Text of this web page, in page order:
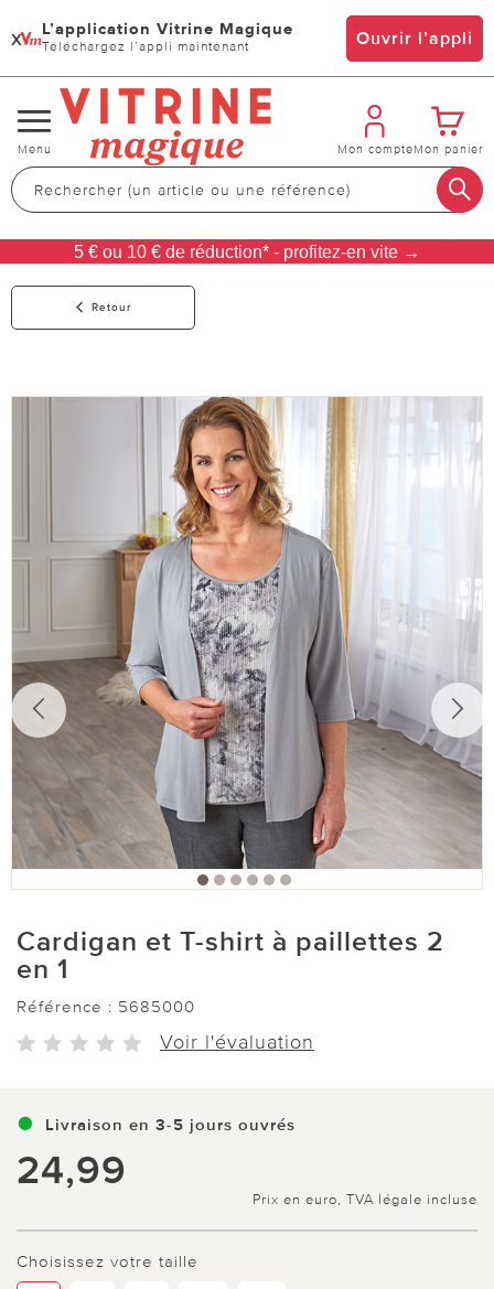
x L’application Vitrine Magique
Téléchargez l’appli maintenant Ouvrir l’appli
Changer
de
navigation
Menu Mon compteMon panier
5 € ou 10 € de réduction* - profitez-en vite →
Retour
Cardigan et T-shirt à paillettes 2
en 1
Référence : 5685000
Voir l'évaluation
Livraison en 3-5 jours ouvrés
24,99
Prix en euro, TVA légale incluse
Choisissez votre taille